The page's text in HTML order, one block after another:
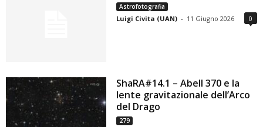
Astrofotografia
Luigi Civita (UAN) - 11 Giugno 2026 0
ShaRA#14.1 – Abell 370 e la
lente gravitazionale dell’Arco
del Drago
279